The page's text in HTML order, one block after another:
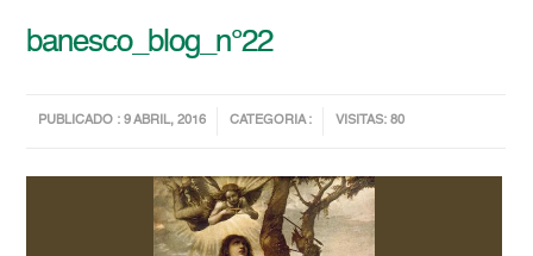
banesco_blog_n°22
PUBLICADO : 9 ABRIL, 2016 CATEGORIA : VISITAS: 80